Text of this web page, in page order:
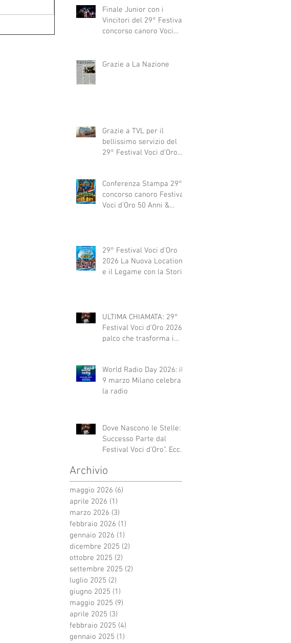
Finale Junior con i
Vincitori del 29° Festival
concorso canoro Voci
Grazie a La Nazione
Grazie a TVL per il
bellissimo servizio del
29° Festival Voci d'Oro
Conferenza Stampa 29°
concorso canoro Festival
Voci d'Oro 50 Anni &
29° Festival Voci d'Oro
2026 La Nuova Location
e il Legame con la Storia
ULTIMA CHIAMATA: 29°
Festival Voci d'Oro 2026 Il
palco che trasforma i
World Radio Day 2026: il
9 marzo Milano celebra
la radio
Dove Nascono le Stelle: Il
Successo Parte dal
Festival Voci d’Oro”. Ecco
Archivio
maggio 2026 (6)
aprile 2026 (1)
marzo 2026 (3)
febbraio 2026 (1)
gennaio 2026 (1)
dicembre 2025 (2)
ottobre 2025 (2)
settembre 2025 (2)
luglio 2025 (2)
giugno 2025 (1)
maggio 2025 (9)
aprile 2025 (3)
febbraio 2025 (4)
gennaio 2025 (1)